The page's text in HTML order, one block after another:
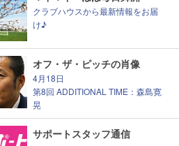
クラブハウスから最新情報をお届
け♪
オフ・ザ・ピッチの肖像
4月18日
第8回 ADDITIONAL TIME：森島寛
晃
サポートスタッフ通信